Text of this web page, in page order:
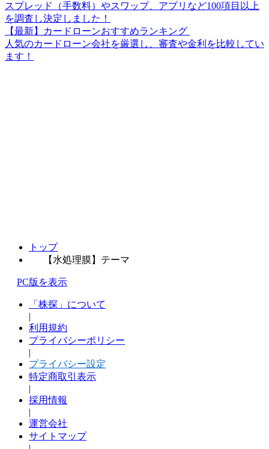
スプレッド（手数料）やスワップ、アプリなど100項目以上
を調査し決定しました！
【最新】カードローンおすすめランキング
人気のカードローン会社を厳選し、審査や金利を比較してい
ます！
トップ
【水処理膜】テーマ
PC版を表示
「株探」について
|
利用規約
プライバシーポリシー
|
プライバシー設定
特定商取引表示
|
採用情報
|
運営会社
サイトマップ